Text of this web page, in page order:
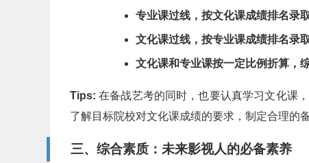
专业课过线，按文化课成绩排名录
文化课过线，按专业课成绩排名录
文化课和专业课按一定比例折算，
Tips: 在备战艺考的同时，也要认真学习文化课
了解目标院校对文化课成绩的要求，制定合理的备
三、综合素质：未来影视人的必备素养